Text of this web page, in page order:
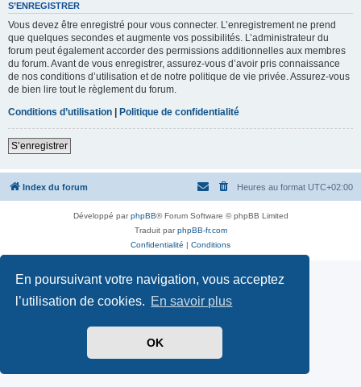
En poursuivant votre navigation, vous acceptez
l’utilisation de cookies. En savoir plus
OK
S’ENREGISTRER
Vous devez être enregistré pour vous connecter. L’enregistrement ne prend
que quelques secondes et augmente vos possibilités. L’administrateur du
forum peut également accorder des permissions additionnelles aux membres
du forum. Avant de vous enregistrer, assurez-vous d’avoir pris connaissance
de nos conditions d’utilisation et de notre politique de vie privée. Assurez-vous
de bien lire tout le règlement du forum.
Conditions d’utilisation | Politique de confidentialité
S’enregistrer
Index du forum Heures au format UTC+02:00
Développé parphpBB® Forum Software © phpBB Limited
Traduit parphpBB-fr.com
Confidentialité | Conditions